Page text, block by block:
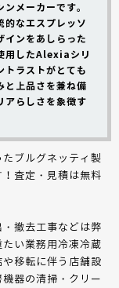
メーカーです。
的なエスプレッソ
インをあしらった
用したAlexiaシリ
トラストがとても
と上品さを兼ね備
アらしさを象徴す
ブルグネッティ製
査定・見積は無料
撤去工事などは弊
い業務用冷凍冷蔵
移転に伴う店舗設
器の清掃・クリー